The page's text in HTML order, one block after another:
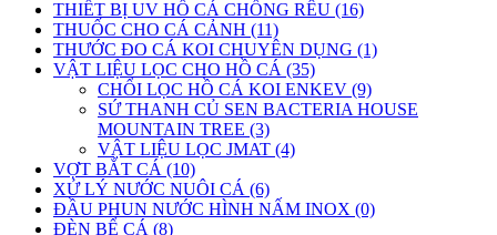
THIẾT BỊ UV HỒ CÁ CHỐNG RÊU (16)
THUỐC CHO CÁ CẢNH (11)
THƯỚC ĐO CÁ KOI CHUYÊN DỤNG (1)
VẬT LIỆU LỌC CHO HỒ CÁ (35)
CHỔI LỌC HỒ CÁ KOI ENKEV (9)
SỨ THANH CỦ SEN BACTERIA HOUSE
MOUNTAIN TREE (3)
VẬT LIỆU LỌC JMAT (4)
VỢT BẮT CÁ (10)
XỬ LÝ NƯỚC NUÔI CÁ (6)
ĐẦU PHUN NƯỚC HÌNH NẤM INOX (0)
ĐÈN BỂ CÁ (8)